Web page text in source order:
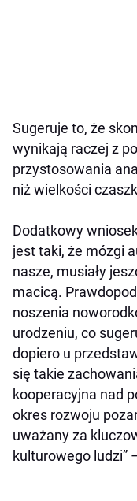
Sugeruje to, że
wynikają raczej z
przystosowania
niż wielkości
Dodatkowy
jest taki, że mózgi
nasze, musiały
macicą.
noszenia
urodzeniu, co
dopiero u
się takie
kooperacyjna nad
okres rozwoju
uważany za
kulturowego ludzi”